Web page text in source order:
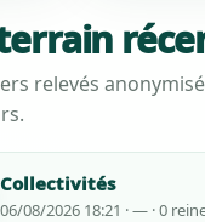
relevés
Collectivités
06/08/2026 18:21 · — · 0